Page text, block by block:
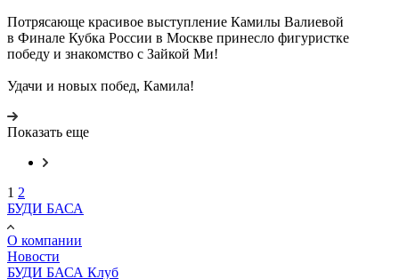
Потрясающе красивое выступление Камилы Валиевой
в Финале Кубка России в Москве принесло фигуристке
победу и знакомство с Зайкой Ми!
Удачи и новых побед, Камила!
Показать еще
1 2
БУДИ БАСА
О компании
Новости
БУДИ БАСА Клуб